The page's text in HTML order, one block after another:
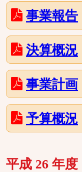
事業報告
決算概況
事業計画
予算概況
平成 26 年度